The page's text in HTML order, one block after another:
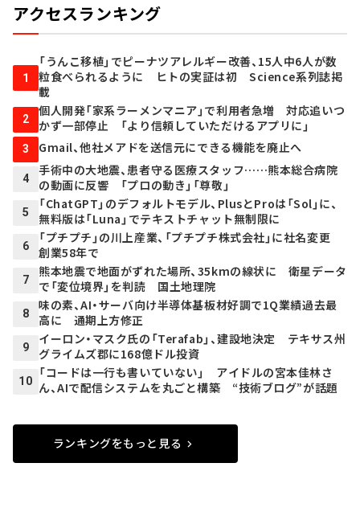
アクセスランキング
1
「うんこ移植」でピーナツアレルギー改善、15人中6人が数
粒食べられるように ヒトの実証は初 Science系列誌掲
載
2
個人開発「家系ラーメンマニア」で利用者急増 対応追いつ
かず一部停止 「より信頼していただけるアプリに」
3 Gmail、他社メアドを送信元にできる機能を廃止へ
4
手術中の大地震、患者守る医療スタッフ……熊本総合病院
の動画に反響 「プロの動き」「尊敬」
5
「ChatGPT」のデフォルトモデル、PlusとProは「Sol」に、
無料版は「Luna」でテキストチャット無制限に
6
「プチプチ」の川上産業、「プチプチ株式会社」に社名変更
創業58年で
7
熊本地震で地面がずれた場所、35kmの線状に 衛星データ
で「変位境界」を判読 国土地理院
8
味の素、AI・サーバ向け半導体基板材好調で1Q業績過去最
高に 通期上方修正
9
イーロン・マスク氏の「Terafab」、建設地決定 テキサス州
グライムズ郡に168億ドル投資
10
「コードは一行も書いていない」 アイドルの宮本佳林さ
ん、AIで配信システムを丸ごと構築 “技術ブログ”が話題
ランキングをもっと見る